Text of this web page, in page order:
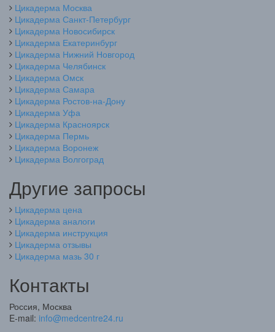
Цикадерма Москва
Цикадерма Санкт-Петербург
Цикадерма Новосибирск
Цикадерма Екатеринбург
Цикадерма Нижний Новгород
Цикадерма Челябинск
Цикадерма Омск
Цикадерма Самара
Цикадерма Ростов-на-Дону
Цикадерма Уфа
Цикадерма Красноярск
Цикадерма Пермь
Цикадерма Воронеж
Цикадерма Волгоград
Другие запросы
Цикадерма цена
Цикадерма аналоги
Цикадерма инструкция
Цикадерма отзывы
Цикадерма мазь 30 г
Контакты
Россия, Москва
E-mail: info@medcentre24.ru